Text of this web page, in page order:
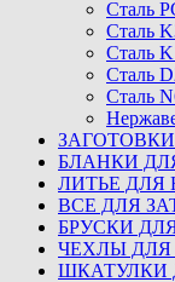
Сталь
Сталь
Сталь
Сталь
Сталь
БЛАНКИ
ЛИТЬЕ ДЛЯ
ВСЕ ДЛЯ
БРУСКИ
ЧЕХЛЫ
ШКАТУЛКИ